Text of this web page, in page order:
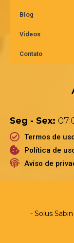
Blog
Vídeos
Contato
Seg - Sex:
Termos de
Política de
Aviso de
- Solus